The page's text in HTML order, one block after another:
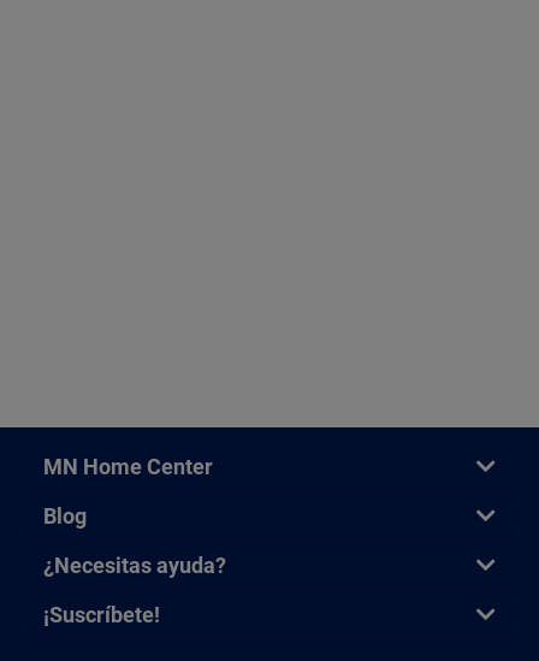
MN Home Center
Blog
¿Necesitas ayuda?
¡Suscríbete!